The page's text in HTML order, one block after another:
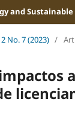
and
No. 7 (2023) /